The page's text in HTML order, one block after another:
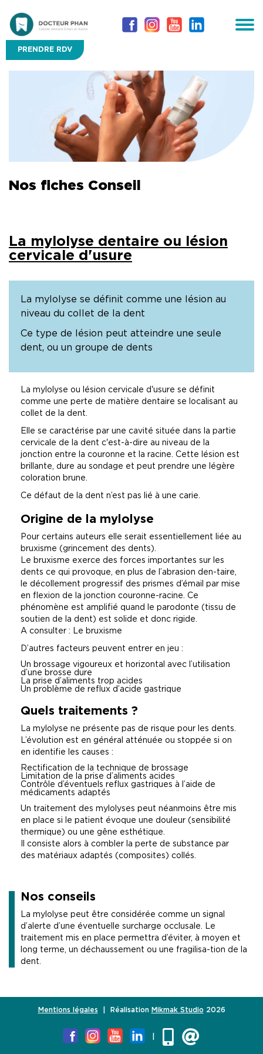
PRENDRE RDV
Nos fiches Conseil
La mylolyse dentaire ou lésion
cervicale d'usure
La mylolyse se définit comme une lésion au
niveau du collet de la dent
Ce type de lésion peut atteindre une seule
dent, ou un groupe de dents
La mylolyse ou lésion cervicale d'usure se définit
comme une perte de matière dentaire se localisant au
collet de la dent.
Elle se caractérise par une cavité située dans la partie
cervicale de la dent c'est-à-dire au niveau de la
jonction entre la couronne et la racine. Cette lésion est
brillante, dure au sondage et peut prendre une légère
coloration brune.
Ce défaut de la dent n’est pas lié à une carie.
Origine de la mylolyse
Pour certains auteurs elle serait essentiellement liée au
bruxisme (grincement des dents).
Le bruxisme exerce des forces importantes sur les
dents ce qui provoque, en plus de l’abrasion den-taire,
le décollement progressif des prismes d’émail par mise
en flexion de la jonction couronne-racine. Ce
phénomène est amplifié quand le parodonte (tissu de
soutien de la dent) est solide et donc rigide.
A consulter : Le bruxisme
D’autres facteurs peuvent entrer en jeu :
Un brossage vigoureux et horizontal avec l’utilisation
d’une brosse dure
La prise d’aliments trop acides
Un problème de reflux d’acide gastrique
Quels traitements ?
La mylolyse ne présente pas de risque pour les dents.
L’évolution est en général atténuée ou stoppée si on
en identifie les causes :
Rectification de la technique de brossage
Limitation de la prise d’aliments acides
Contrôle d’éventuels reflux gastriques à l’aide de
médicaments adaptés
Un traitement des mylolyses peut néanmoins être mis
en place si le patient évoque une douleur (sensibilité
thermique) ou une gêne esthétique.
Il consiste alors à combler la perte de substance par
des matériaux adaptés (composites) collés.
Nos conseils
La mylolyse peut être considérée comme un signal
d’alerte d’une éventuelle surcharge occlusale. Le
traitement mis en place permettra d’éviter, à moyen et
long terme, un déchaussement ou une fragilisa-tion de la
dent.
Mentions légales | Réalisation Mikmak Studio 2026